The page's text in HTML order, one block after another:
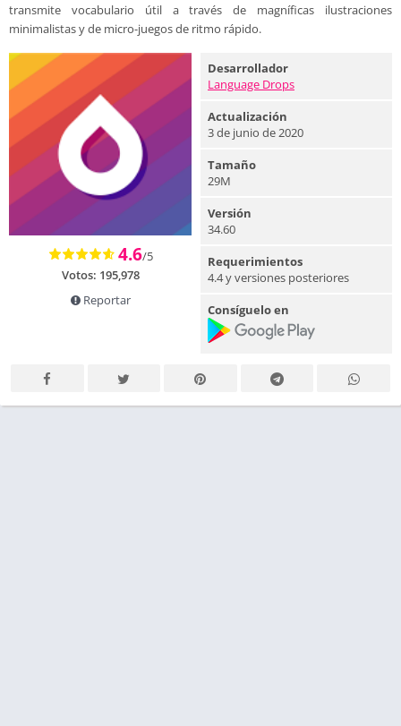
transmite vocabulario útil a través de magníficas ilustraciones
minimalistas y de micro-juegos de ritmo rápido.
4.6/5
Votos: 195,978
Reportar
Desarrollador
Language Drops
Actualización
3 de junio de 2020
Tamaño
29M
Versión
34.60
Requerimientos
4.4 y versiones posteriores
Consíguelo en